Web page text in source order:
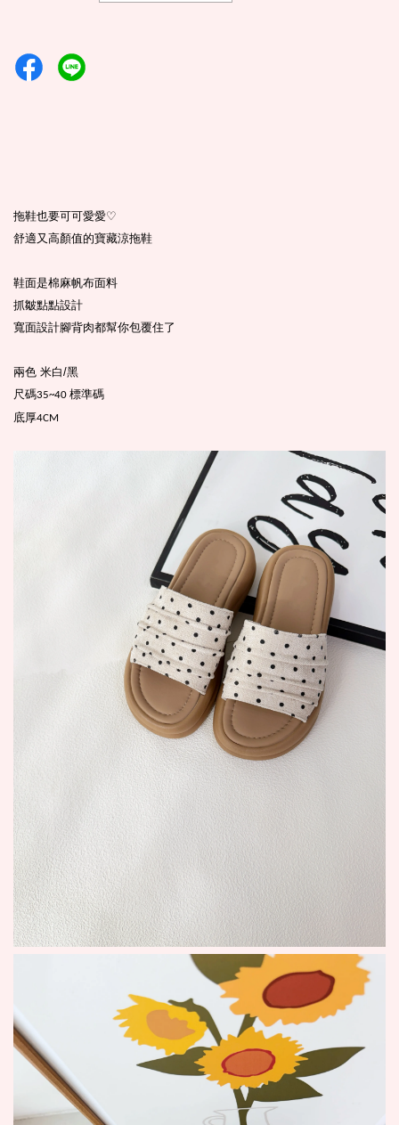
拖鞋也要可可愛愛♡
舒適又高顏值的寶藏涼拖鞋
鞋面是棉麻帆布面料
抓皺點點設計
寬面設計腳背肉都幫你包覆住了
兩色 米白/黑
尺碼35~40 標準碼
底厚4CM